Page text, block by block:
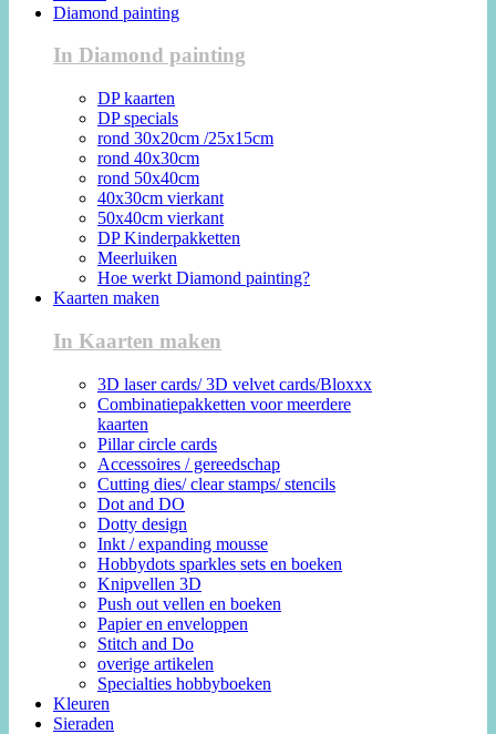
Diamond painting
In Diamond painting
DP kaarten
DP specials
rond 30x20cm /25x15cm
rond 40x30cm
rond 50x40cm
40x30cm vierkant
50x40cm vierkant
DP Kinderpakketten
Meerluiken
Hoe werkt Diamond painting?
Kaarten maken
In Kaarten maken
3D laser cards/ 3D velvet cards/Bloxxx
Combinatiepakketten voor meerdere
kaarten
Pillar circle cards
Accessoires / gereedschap
Cutting dies/ clear stamps/ stencils
Dot and DO
Dotty design
Inkt / expanding mousse
Hobbydots sparkles sets en boeken
Knipvellen 3D
Push out vellen en boeken
Papier en enveloppen
Stitch and Do
overige artikelen
Specialties hobbyboeken
Kleuren
Sieraden